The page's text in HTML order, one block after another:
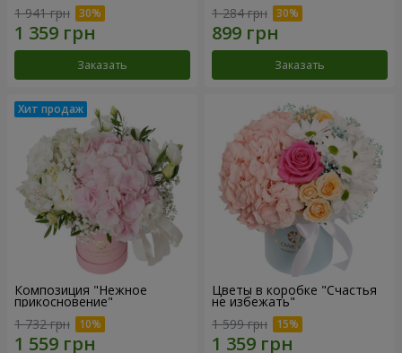
1 941 грн
Заказать
1 284 грн
Заказать
Композиция "Нежное
прикосновение"
1 732 грн
Цветы в коробке "Счастья
не избежать"
1 599 грн